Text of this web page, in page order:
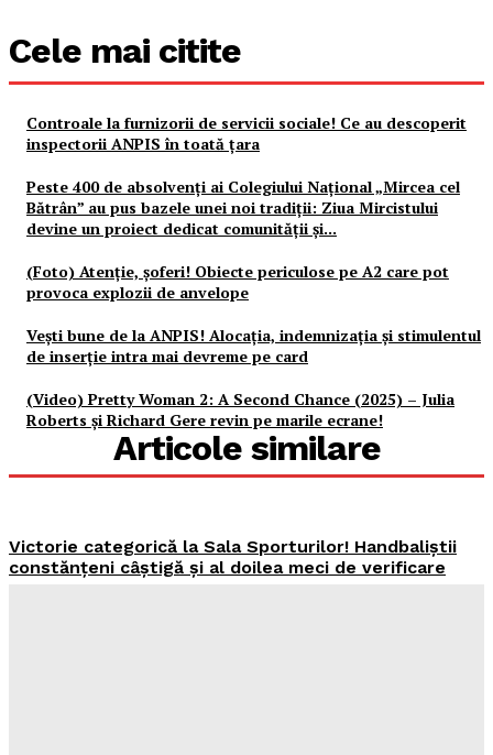
Cele mai citite
Controale la furnizorii de servicii sociale! Ce au descoperit
inspectorii ANPIS în toată țara
Peste 400 de absolvenți ai Colegiului Național „Mircea cel
Bătrân” au pus bazele unei noi tradiții: Ziua Mircistului
devine un proiect dedicat comunității și...
(Foto) Atenție, șoferi! Obiecte periculose pe A2 care pot
provoca explozii de anvelope
Vești bune de la ANPIS! Alocația, indemnizația și stimulentul
de inserție intra mai devreme pe card
(Video) Pretty Woman 2: A Second Chance (2025) – Julia
Roberts și Richard Gere revin pe marile ecrane!
Articole similare
Victorie categorică la Sala Sporturilor! Handbaliștii
constănțeni câștigă și al doilea meci de verificare